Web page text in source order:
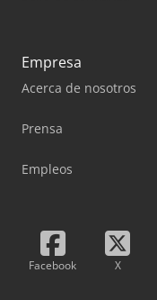
Empresa
Acerca de nosotros
Prensa
Empleos
Facebook X